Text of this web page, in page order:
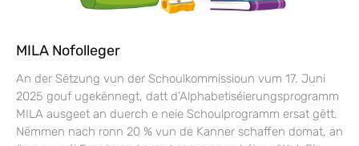
MILA Nofolleger
An der Sëtzung vun der Schoulkommissioun vum 17. Juni
2025 gouf ugekënnegt, datt d’Alphabetiséierungsprogramm
MILA ausgeet an duerch e neie Schoulprogramm ersat gëtt.
Nëmmen nach ronn 20 % vun de Kanner schaffen domat, an